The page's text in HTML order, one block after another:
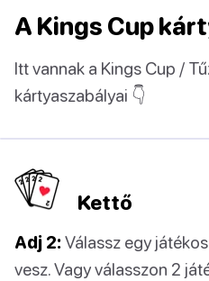
A Kings Cup
Itt vannak a Kings Cup /
kártyaszabályai 👇
Kettő
Adj 2: Válassz egy
vesz. Vagy válasszon 2